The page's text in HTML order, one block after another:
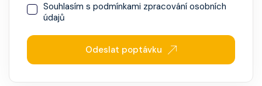
Souhlasím s podmínkami zpracování osobních
údajů
Odeslat poptávku